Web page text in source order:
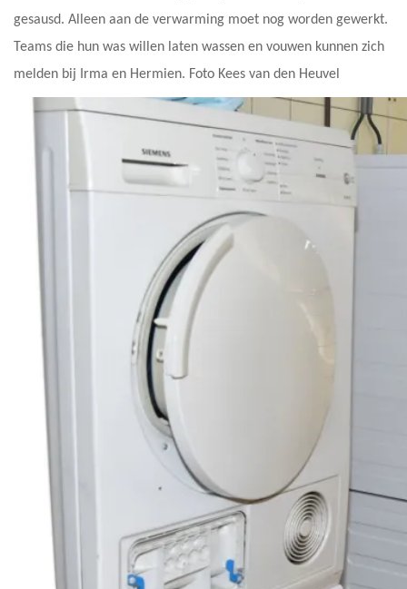
gesausd. Alleen aan de verwarming moet nog worden gewerkt.
Teams die hun was willen laten wassen en vouwen kunnen zich
melden bij Irma en Hermien. Foto Kees van den Heuvel